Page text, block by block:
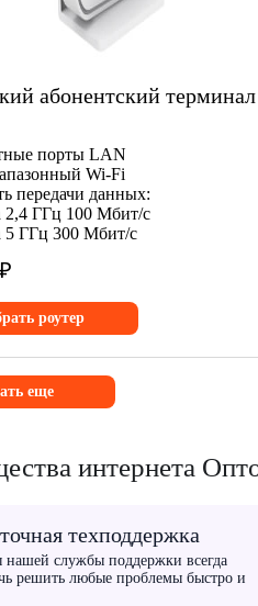
абонентский терминал
порты LAN
Wi-Fi
передачи данных:
2,4 ГГц 100 Мбит/с
5 ГГц 300 Мбит/с
роутер
еще
интернета
техподдержка
нашей службы поддержки всегда
решить любые проблемы быстро и